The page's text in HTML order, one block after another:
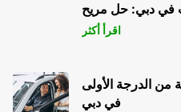
في دبي: حل مريح
اقرأ أكثر
من الدرجة الأولى
في دبي